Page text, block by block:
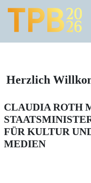
Herzlich
CLAUDIA ROTH
FÜR KULTUR
MEDIEN